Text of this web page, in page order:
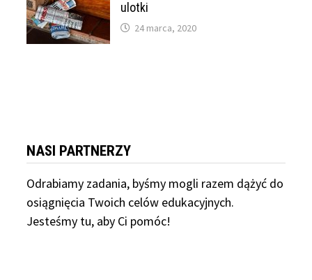
ulotki
24 marca, 2020
NASI PARTNERZY
Odrabiamy zadania, byśmy mogli razem dążyć do
osiągnięcia Twoich celów edukacyjnych.
Jesteśmy tu, aby Ci pomóc!